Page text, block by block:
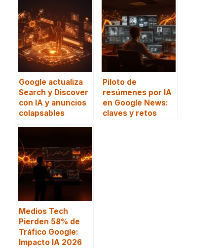
Google actualiza
Search y Discover
con IA y anuncios
colapsables
Piloto de
resúmenes por IA
en Google News:
claves y retos
Medios Tech
Pierden 58% de
Tráfico Google:
Impacto IA 2026